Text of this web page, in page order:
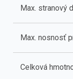
Max. stranový
Max. nosnosť
Celková